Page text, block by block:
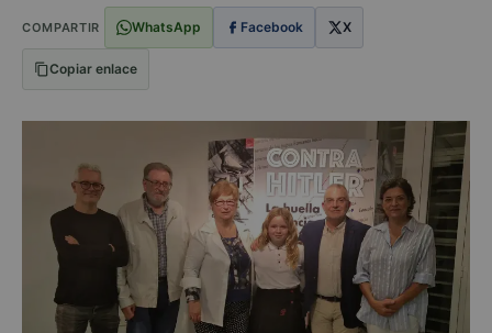
COMPARTIR WhatsApp Facebook X
Copiar enlace